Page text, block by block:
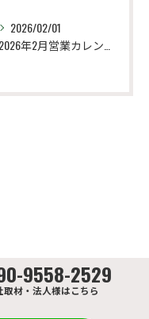
2026/02/01
9558-2529
取材・法人様はこちら